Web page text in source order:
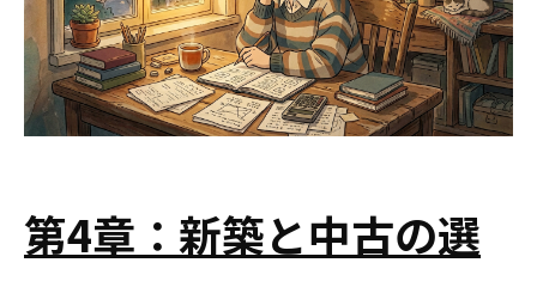
第4章：新築と中古の選